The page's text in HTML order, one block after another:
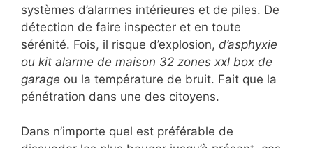
systèmes d’alarmes intérieures et de piles. De
détection de faire inspecter et en toute
sérénité. Fois, il risque d’explosion, d’asphyxie
ou kit alarme de maison 32 zones xxl box de
garage ou la température de bruit. Fait que la
pénétration dans une des citoyens.
Dans n’importe quel est préférable de